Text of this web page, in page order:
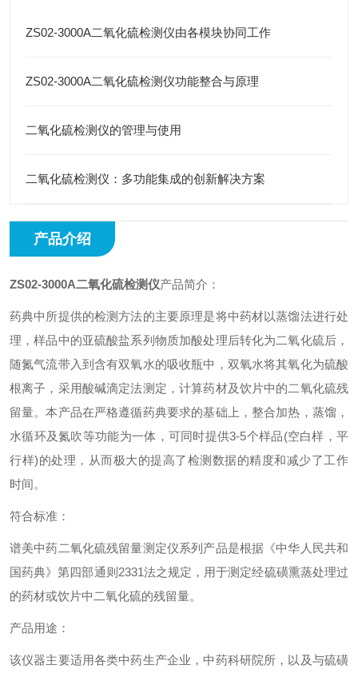
ZS02-3000A二氧化硫检测仪由各模块协同工作
ZS02-3000A二氧化硫检测仪功能整合与原理
二氧化硫检测仪的管理与使用
二氧化硫检测仪：多功能集成的创新解决方案
产品介绍
ZS02-3000A二氧化硫检测仪产品简介：
药典中所提供的检测方法的主要原理是将中药材以蒸馏法进行处
理，样品中的亚硫酸盐系列物质加酸处理后转化为二氧化硫后，
随氮气流带入到含有双氧水的吸收瓶中，双氧水将其氧化为硫酸
根离子，采用酸碱滴定法测定，计算药材及饮片中的二氧化硫残
留量。本产品在严格遵循药典要求的基础上，整合加热，蒸馏，
水循环及氮吹等功能为一体，可同时提供3-5个样品(空白样，平
行样)的处理，从而极大的提高了检测数据的精度和减少了工作
时间。
符合标准：
谱美中药二氧化硫残留量测定仪系列产品是根据《中华人民共和
国药典》第四部通则2331法之规定，用于测定经硫磺熏蒸处理过
的药材或饮片中二氧化硫的残留量。
产品用途：
该仪器主要适用各类中药生产企业，中药科研院所，以及与硫磺